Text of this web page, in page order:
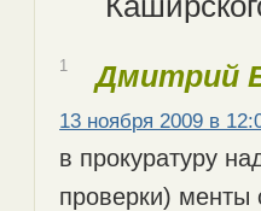
1 Дмитрий
13 ноября 2009 в
в прокуратуру
проверки) менты